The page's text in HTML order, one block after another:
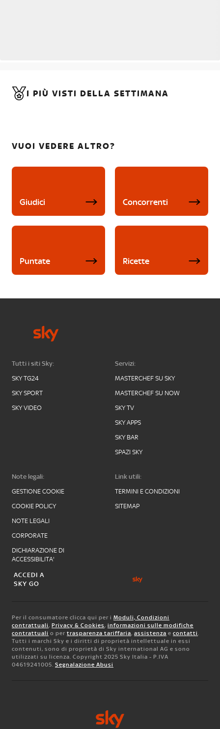
I PIÙ VISTI DELLA SETTIMANA
VUOI VEDERE ALTRO?
Giudici Concorrenti
Puntate Ricette
Tutti i siti Sky:
SKY TG24
SKY SPORT
SKY VIDEO
Servizi:
MASTERCHEF SU SKY
MASTERCHEF SU NOW
SKY TV
SKY APPS
SKY BAR
SPAZI SKY
Note legali:
GESTIONE COOKIE
COOKIE POLICY
NOTE LEGALI
CORPORATE
DICHIARAZIONE DI
ACCESSIBILITA'
Link utili:
TERMINI E CONDIZIONI
SITEMAP
ACCEDI A
SKY GO
Per il consumatore clicca qui per i Moduli, Condizioni
contrattuali, Privacy & Cookies, informazioni sulle modifiche
contrattuali o per trasparenza tariffaria, assistenza e contatti.
Tutti i marchi Sky e i diritti di proprietà intellettuale in essi
contenuti, sono di proprietà di Sky international AG e sono
utilizzati su licenza. Copyright 2025 Sky Italia - P.IVA
04619241005. Segnalazione Abusi